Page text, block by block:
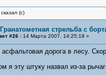
(с)
стрельба с
#26 :14 Марта 2007, 14:25:19 »
дорога в лесу.
я эту штуку назвал из-за